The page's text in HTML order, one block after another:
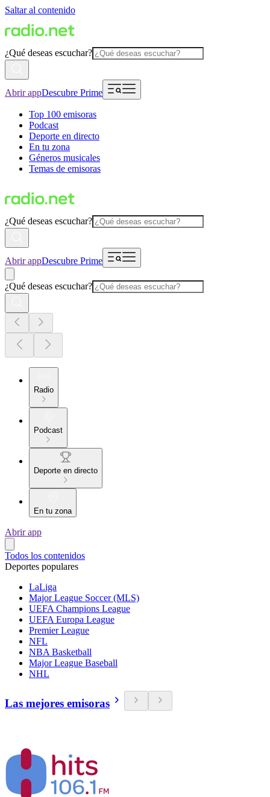
Saltar al contenido
¿Qué deseas escuchar?
Abrir appDescubre Prime
Top 100 emisoras
Podcast
Deporte en directo
En tu zona
Géneros musicales
Temas de emisoras
¿Qué deseas escuchar?
Abrir appDescubre Prime
¿Qué deseas escuchar?
Radio
Podcast
Deporte en directo
En tu zona
Abrir app
Todos los contenidos
Deportes populares
LaLiga
Major League Soccer (MLS)
UEFA Champions League
UEFA Europa League
Premier League
NFL
NBA Basketball
Major League Baseball
NHL
Las mejores emisoras